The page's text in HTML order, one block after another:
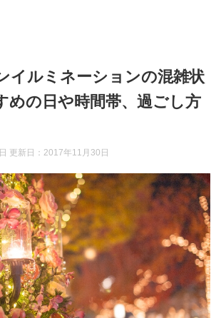
イルミネーションの混雑状
めの日や時間帯、過ごし方
更新日： 2017年11月30日